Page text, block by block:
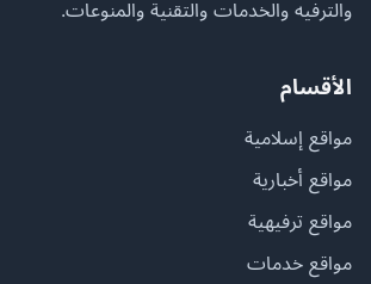
والترفيه والخدمات والتقنية والمنوعات.
الأقسام
مواقع إسلامية
مواقع أخبارية
مواقع ترفيهية
مواقع خدمات